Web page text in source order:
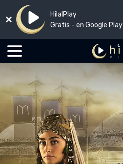
HilalPlay
Gratis - en Google Play